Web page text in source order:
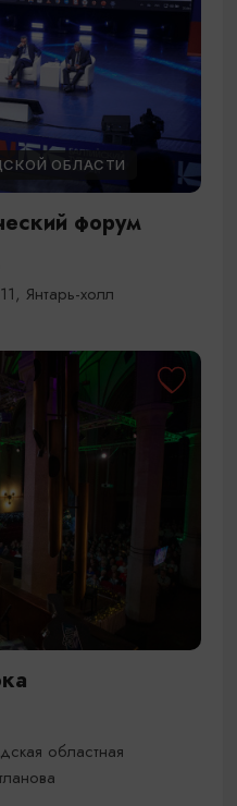
ОБЛАСТИ
форум
Янтарь-холл
областная